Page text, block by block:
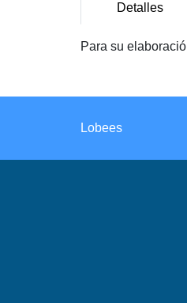
Detalles
Para su
Lobees